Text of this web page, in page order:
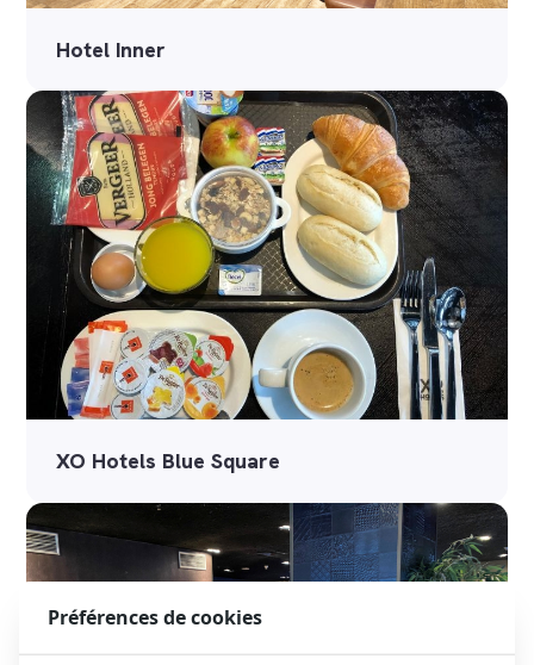
Hotel Inner
XO Hotels Blue Square
Préférences de cookies